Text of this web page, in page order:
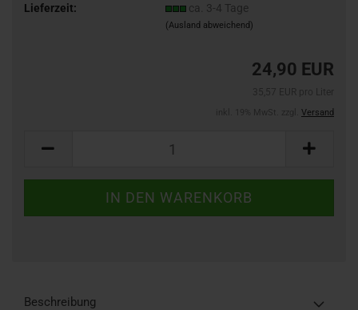
Lieferzeit:
ca. 3-4 Tage
(Ausland abweichend)
24,90 EUR
Versand
Beschreibung